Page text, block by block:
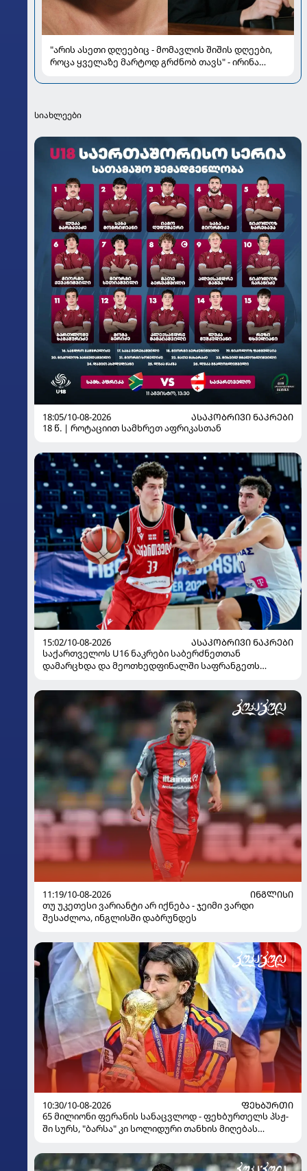
"არის ასეთი დღეებიც - მომავლის შიშის დღეები,
როცა ყველაზე მარტოდ გრძნობ თავს" - ირინა
სიახლეები
18:05/10-08-2026
ᲐᲡᲐᲙᲝᲑᲠᲘᲕᲘ ᲜᲐᲙᲠᲔᲑᲘ
18 წ. | როტაციით სამხრეთ აფრიკასთან
15:02/10-08-2026
ᲐᲡᲐᲙᲝᲑᲠᲘᲕᲘ ᲜᲐᲙᲠᲔᲑᲘ
საქართველოს U16 ნაკრები საბერძნეთთან
დამარცხდა და მეოთხედფინალში საფრანგეთს
11:19/10-08-2026
ᲘᲜᲒᲚᲘᲡᲘ
თუ უკეთესი ვარიანტი არ იქნება - ჯეიმი ვარდი
შესაძლოა, ინგლისში დაბრუნდეს
10:30/10-08-2026
ᲤᲔᲮᲑᲣᲠᲗᲘ
65 მილიონი ფერანის სანაცვლოდ - ფეხბურთელს პსჟ-
ში სურს, "ბარსა" კი სოლიდური თანხის მიღებას